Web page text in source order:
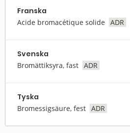
Franska
Acide bromacétique solide ADR
Svenska
Bromättiksyra, fast ADR
Tyska
Bromessigsäure, fest ADR